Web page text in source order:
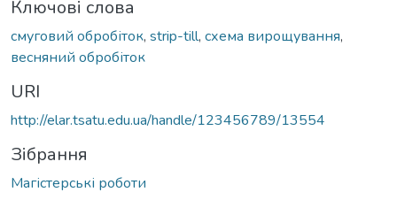
Ключові слова
смуговий обробіток, strip-till, схема вирощування,
весняний обробіток
URI
http://elar.tsatu.edu.ua/handle/123456789/13554
Зібрання
Магістерські роботи